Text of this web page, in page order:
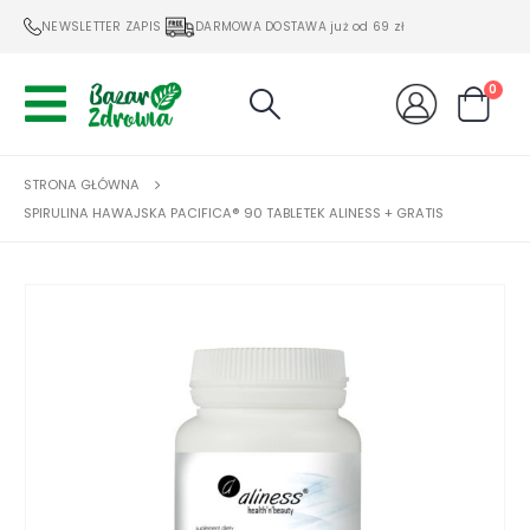
NEWSLETTER ZAPIS DARMOWA DOSTAWA już od 69 zł
0
STRONA GŁÓWNA
SPIRULINA HAWAJSKA PACIFICA® 90 TABLETEK ALINESS + GRATIS